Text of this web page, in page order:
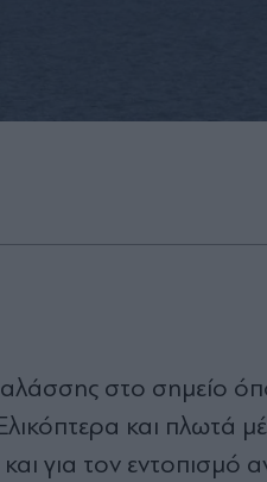
στο σημείο
και πλωτά
για τον εντοπισμό